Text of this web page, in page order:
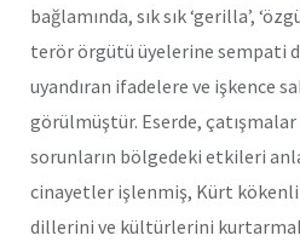
bağlamında, sık sık ‘gerilla’,
terör örgütü üyelerine sempati
uyandıran ifadelere ve işkence
görülmüştür. Eserde,
sorunların bölgedeki etkileri
cinayetler işlenmiş, Kürt kökenli
dillerini ve kültürlerini